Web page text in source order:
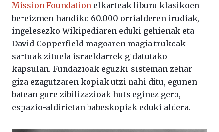
Mission Foundation elkarteak liburu klasikoen
bereizmen handiko 60.000 orrialderen irudiak,
ingelesezko Wikipediaren eduki gehienak eta
David Copperfield magoaren magia trukoak
sartuak zituela israeldarrek gidatutako
kapsulan. Fundazioak eguzki-sisteman zehar
giza ezagutzaren kopiak utzi nahi ditu, egunen
batean gure zibilizazioak huts eginez gero,
espazio-aldirietan babeskopiak eduki aldera.